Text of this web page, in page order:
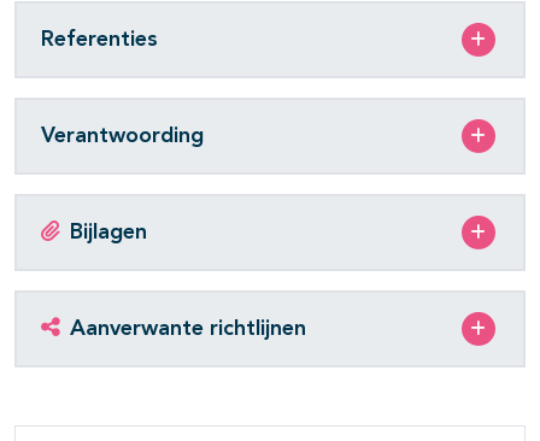
Referenties
Verantwoording
Bijlagen
Aanverwante richtlijnen